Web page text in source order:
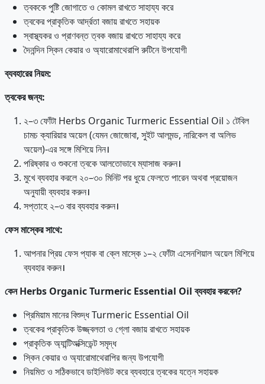
ত্বককে পুষ্টি জোগাতে ও কোমল রাখতে সাহায্য করে
ত্বকের প্রাকৃতিক আর্দ্রতা বজায় রাখতে সহায়ক
স্বাস্থ্যকর ও প্রাণবন্ত ত্বক বজায় রাখতে সাহায্য করে
দৈনন্দিন স্কিন কেয়ার ও অ্যারোমাথেরাপি রুটিনে উপযোগী
ব্যবহারেরনিয়ম:
ত্বকেরজন্য:
২–৩ ফোঁটা Herbs Organic Turmeric Essential Oil ১ টেবিল
চামচ ক্যারিয়ার অয়েল (যেমন জোজোবা, সুইট আলমন্ড, নারিকেল বা অলিভ
অয়েল)-এর সঙ্গে মিশিয়ে নিন।
পরিষ্কার ও শুকনো ত্বকে আলতোভাবে ম্যাসাজ করুন।
মুখে ব্যবহার করলে ২০–৩০ মিনিট পর ধুয়ে ফেলতে পারেন অথবা প্রয়োজন
অনুযায়ী ব্যবহার করুন।
সপ্তাহে ২–৩ বার ব্যবহার করুন।
ফেসমাস্কেরসাথে:
আপনার প্রিয় ফেস প্যাক বা ক্লে মাস্কে ১–২ ফোঁটা এসেনশিয়াল অয়েল মিশিয়ে
ব্যবহার করুন।
কেনHerbs Organic Turmeric Essential Oilব্যবহারকরবেন?
প্রিমিয়াম মানের বিশুদ্ধ Turmeric Essential Oil
ত্বকের প্রাকৃতিক উজ্জ্বলতা ও গ্লো বজায় রাখতে সহায়ক
প্রাকৃতিক অ্যান্টিঅক্সিডেন্ট সমৃদ্ধ
স্কিন কেয়ার ও অ্যারোমাথেরাপির জন্য উপযোগী
নিয়মিত ও সঠিকভাবে ডাইলিউট করে ব্যবহারে ত্বকের যত্নে সহায়ক